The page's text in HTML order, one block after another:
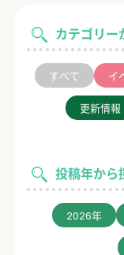
カテゴリー
すべて イ
更新情報
投稿年から
2026年